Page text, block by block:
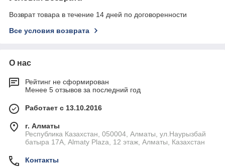
Возврат товара в течение 14 дней по договоренности
Все условия возврата
О нас
Рейтинг не сформирован
Менее 5 отзывов за последний год
Работает с 13.10.2016
г. Алматы
Республика Казахстан, 050004, Алматы, ул.Наурызбай
батыра 17А, Almaty Plaza, 12 этаж, Алматы, Казахстан
Контакты